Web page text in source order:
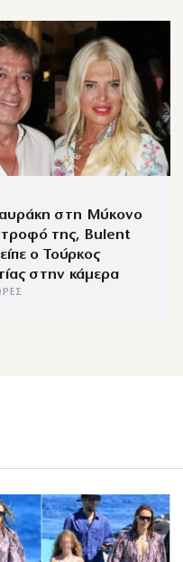
στη Μύκονο
της, Bulent
ο Τούρκος
στην κάμερα